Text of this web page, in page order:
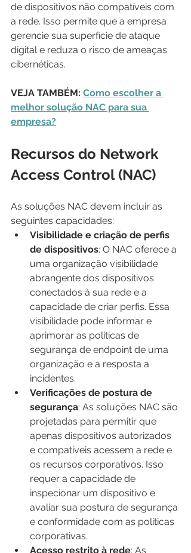
de dispositivos não compatíveis com
a rede. Isso permite que a empresa
gerencie sua superfície de ataque
digital e reduza o risco de ameaças
cibernéticas.
VEJA TAMBÉM: Como escolher a
melhor solução NAC para sua
empresa?
Recursos do Network
Access Control (NAC)
As soluções NAC devem incluir as
seguintes capacidades:
Visibilidade e criação de perfis
de dispositivos: O NAC oferece a
uma organização visibilidade
abrangente dos dispositivos
conectados à sua rede e a
capacidade de criar perfis. Essa
visibilidade pode informar e
aprimorar as políticas de
segurança de endpoint de uma
organização e a resposta a
incidentes.
Verificações de postura de
segurança: As soluções NAC são
projetadas para permitir que
apenas dispositivos autorizados
e compatíveis acessem a rede e
os recursos corporativos. Isso
requer a capacidade de
inspecionar um dispositivo e
avaliar sua postura de segurança
e conformidade com as políticas
corporativas.
Acesso restrito à rede: As